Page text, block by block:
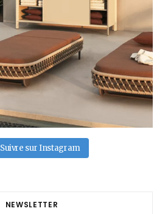
Suivre sur Instagram
NEWSLETTER